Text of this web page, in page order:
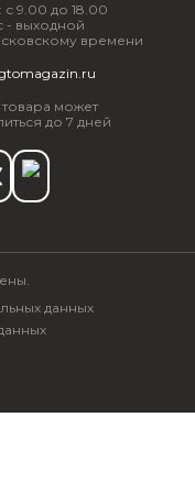
с 9.00 до 18.00
- выходной
времени
может
до 7 дней
данных